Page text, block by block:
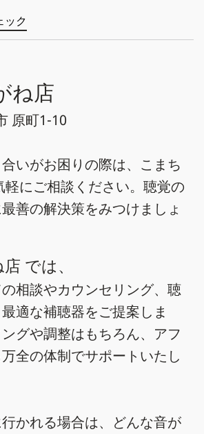
ック
ね店
原町1-10
いがお困りの際は、こまち
にご相談ください。聴覚の
善の解決策をみつけましょ
では、
相談やカウンセリング、聴
適な補聴器をご提案しま
グや調整はもちろん、アフ
全の体制でサポートいたし
かれる場合は、どんな音が